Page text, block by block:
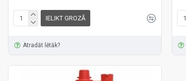
IELIKT GROZĀ
Atradāt lētāk?